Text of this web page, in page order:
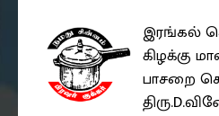
இரங்கல்
கிழக்கு
பாசறை